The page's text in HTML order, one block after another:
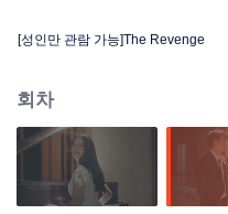
[성인만 관람 가능]The Revenge
회차